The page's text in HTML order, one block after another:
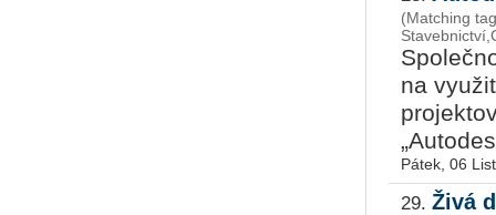
(Matching
na
Pátek, 06
29. Živá